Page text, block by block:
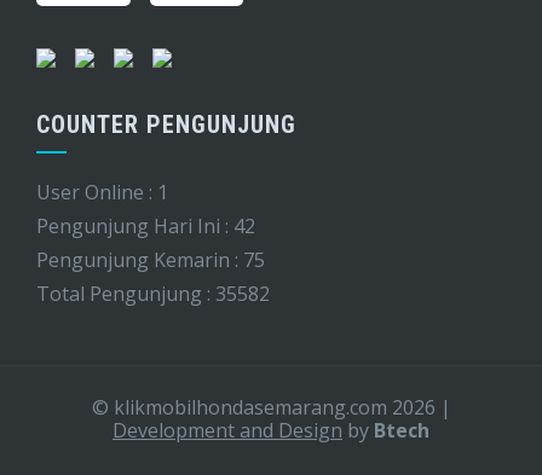
COUNTER PENGUNJUNG
User Online : 1
Pengunjung Hari Ini : 42
Pengunjung Kemarin : 75
Total Pengunjung : 35582
© klikmobilhondasemarang.com 2026 |
Development and Design by Btech